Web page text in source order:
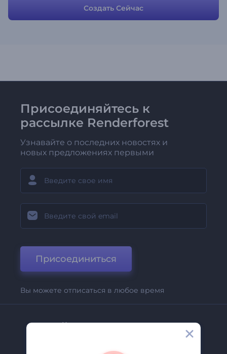
Создать Сейчас
Присоединяйтесь к
рассылке Renderforest
Узнавайте о последних новостях и
новых предложениях первыми
Присоединиться
Вы можете отписаться в любое время
Компания